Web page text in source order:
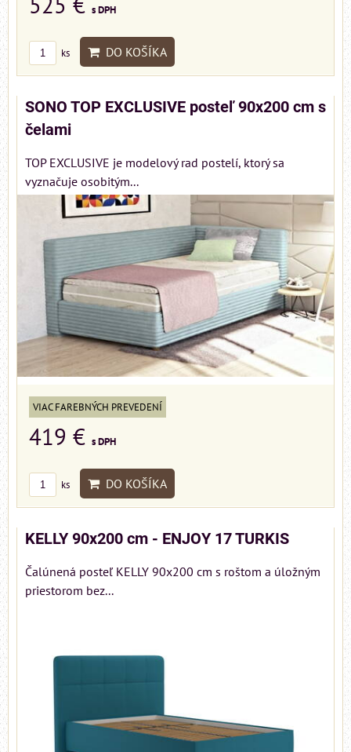
s DPH
ks DO KOŠÍKA
SONO TOP EXCLUSIVE posteľ 90x200 cm s
čelami
TOP EXCLUSIVE je modelový rad postelí, ktorý sa
vyznačuje osobitým...
VIAC FAREBNÝCH PREVEDENÍ
419 € s DPH
ks DO KOŠÍKA
KELLY 90x200 cm - ENJOY 17 TURKIS
Čalúnená posteľ KELLY 90x200 cm s roštom a úložným
priestorom bez...